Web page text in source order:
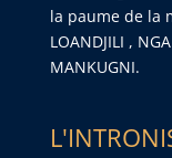
la paume de la
LOANDJILI ,
MANKUGNI.